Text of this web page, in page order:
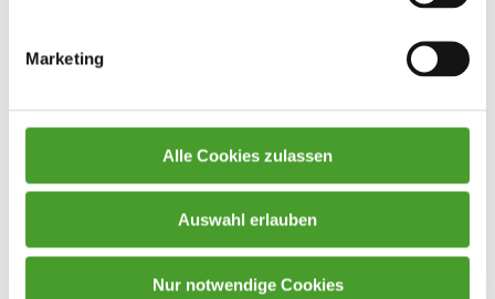
Marketing
Alle Cookies zulassen
Auswahl erlauben
Nur notwendige Cookies